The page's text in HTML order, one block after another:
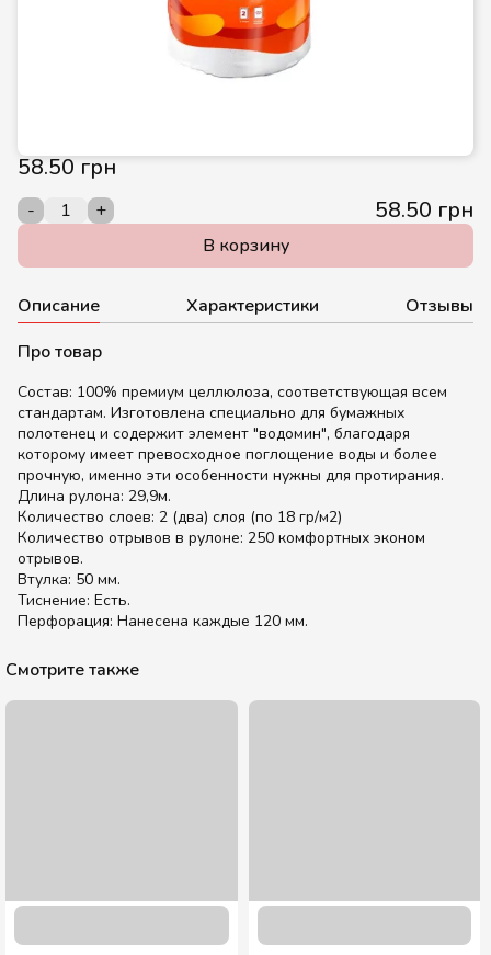
58.50 грн
- + 58.50 грн
В корзину
Описание Характеристики
Отзывы
Про товар
Состав: 100% премиум целлюлоза, соответствующая всем
стандартам. Изготовлена специально для бумажных
полотенец и содержит элемент "водомин", благодаря
которому имеет превосходное поглощение воды и более
прочную, именно эти особенности нужны для протирания.
Длина рулона: 29,9м.
Количество слоев: 2 (два) слоя (по 18 гр/м2)
Количество отрывов в рулоне: 250 комфортных эконом
отрывов.
Втулка: 50 мм.
Тиснение: Есть.
Перфорация: Нанесена каждые 120 мм.
Смотрите также
с теснением 90 м. в рулоне 1 шт